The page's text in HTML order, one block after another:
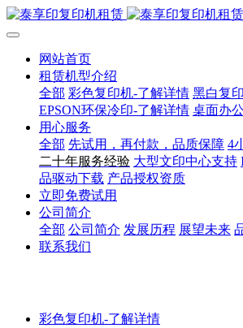
网站首页
租赁机型介绍
全部 彩色复印机-了解详情 黑白复
EPSON环保冷印-了解详情 桌面办
用心服务
全部 先试用，再付款，品质保障 4
二十年服务经验 大型文印中心支持
品驱动下载 产品授权资质
立即免费试用
公司简介
全部 公司简介 发展历程 展望未来
联系我们
彩色复印机-了解详情